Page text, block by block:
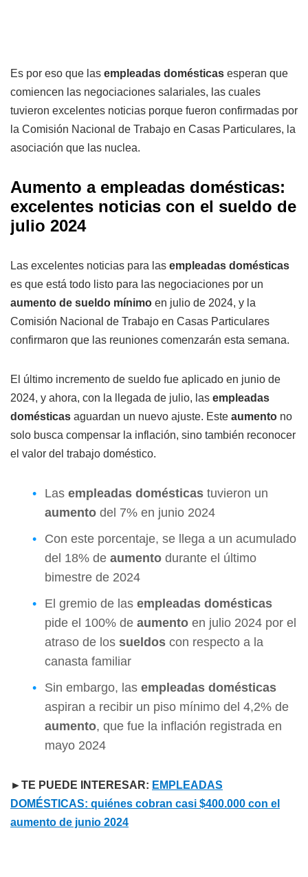
Es por eso que las empleadas domésticas esperan que
comiencen las negociaciones salariales, las cuales
tuvieron excelentes noticias porque fueron confirmadas por
la Comisión Nacional de Trabajo en Casas Particulares, la
asociación que las nuclea.
Aumento a empleadas domésticas:
excelentes noticias con el sueldo de
julio 2024
Las excelentes noticias para las empleadas domésticas
es que está todo listo para las negociaciones por un
aumento de sueldo mínimo en julio de 2024, y la
Comisión Nacional de Trabajo en Casas Particulares
confirmaron que las reuniones comenzarán esta semana.
El último incremento de sueldo fue aplicado en junio de
2024, y ahora, con la llegada de julio, las empleadas
domésticas aguardan un nuevo ajuste. Este aumento no
solo busca compensar la inflación, sino también reconocer
el valor del trabajo doméstico.
Las empleadas domésticas tuvieron un
aumento del 7% en junio 2024
Con este porcentaje, se llega a un acumulado
del 18% de aumento durante el último
bimestre de 2024
El gremio de las empleadas domésticas
pide el 100% de aumento en julio 2024 por el
atraso de los sueldos con respecto a la
canasta familiar
Sin embargo, las empleadas domésticas
aspiran a recibir un piso mínimo del 4,2% de
aumento, que fue la inflación registrada en
mayo 2024
►TE PUEDE INTERESAR: EMPLEADAS
DOMÉSTICAS: quiénes cobran casi $400.000 con el
aumento de junio 2024